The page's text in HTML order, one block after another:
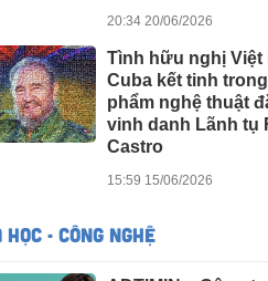
20:34 20/06/2026
Tình hữu nghị Việt
Cuba kết tinh
phẩm nghệ thuật
vinh danh Lãnh tụ
Castro
15:59 15/06/2026
HỌC - CÔNG NGHỆ